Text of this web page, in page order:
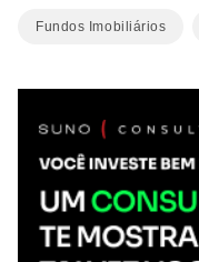
Fundos Imobiliários